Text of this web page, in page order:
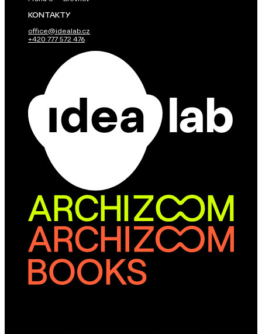
KONTAKTY
office@idealab.cz
+420 777 572 476